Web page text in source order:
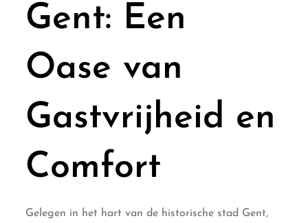
Gent: Een
Oase van
Gastvrijheid en
Comfort
Gelegen in het hart van de historische stad Gent,